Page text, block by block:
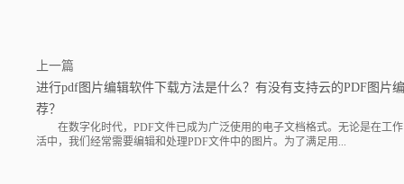
上一篇
进行pdf图片编辑软件下载方法是什么？有没有支持云的PDF图片
荐？
在数字化时代，PDF文件已成为广泛使用的电子文档格式。无论是在工
活中，我们经常需要编辑和处理PDF文件中的图片。为了满足用...